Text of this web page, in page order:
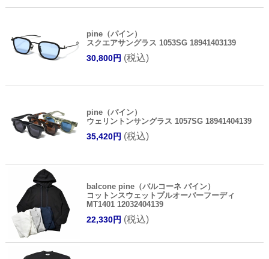
pine（パイン）
スクエアサングラス 1053SG 18941403139
30,800円 (税込)
pine（パイン）
ウェリントンサングラス 1057SG 18941404139
35,420円 (税込)
balcone pine（バルコーネ パイン）
コットンスウェットプルオーバーフーディ
MT1401 12032404139
22,330円 (税込)